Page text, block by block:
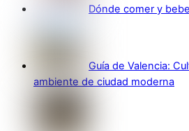
Dónde comer y
Guía de Valencia:
ambiente de ciudad moderna